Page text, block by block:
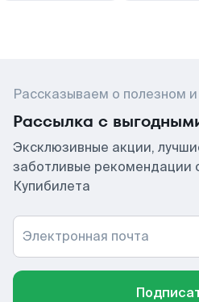
Рассказываем о полезном
Рассылка с
Эксклюзивные акции,
заботливые рекомендации
Купибилета
Электронная почта